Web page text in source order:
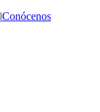
|Conócenos